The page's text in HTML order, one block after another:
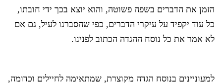
הזמן את הדברים בשפה פשוטה, והוא יוצא בכך ידי חובתו,
כל עוד יקפיד על עיקרי הדברים, כפי שהסברנו לעיל, גם אם
לא אמר את כל נוסח ההגדה הכתוב לפנינו.
למעוניינים בנוסח הגדה מקוצרת, שמתאימה לחיילים וכדומה,